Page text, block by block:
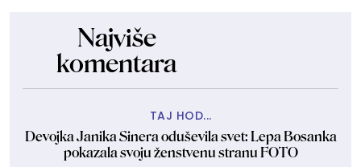
Najviše
komentara
TAJ HOD...
Devojka Janika Sinera oduševila svet: Lepa Bosanka
pokazala svoju ženstvenu stranu FOTO